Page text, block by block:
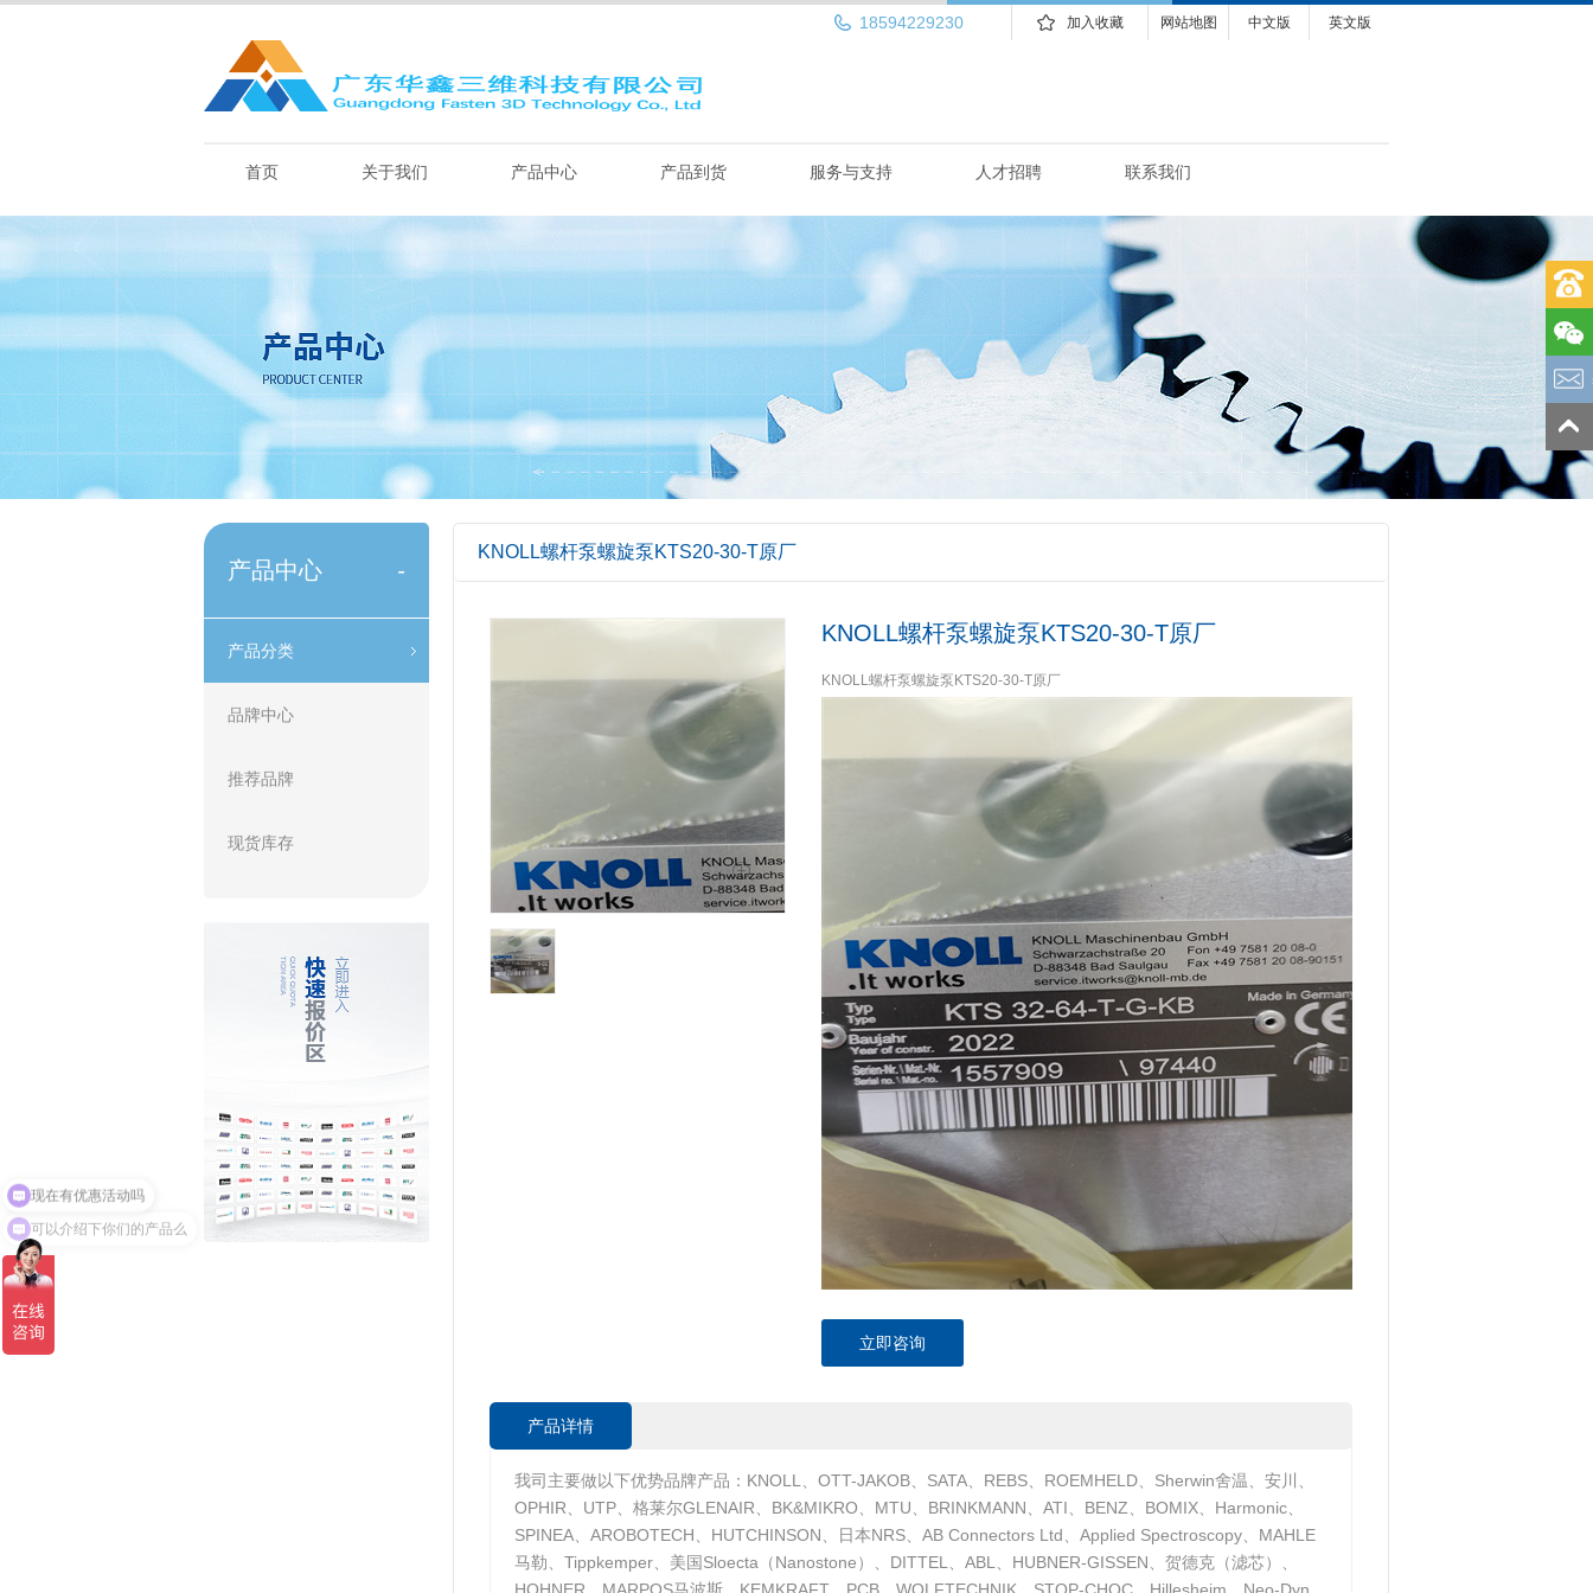
英文版
中文版
网站地图
加入收藏
18594229230
首页 关于我们 产品中心 产品到货 服务与支持 人才招聘 联系我们
产品中心 -
产品分类
品牌中心
推荐品牌
现货库存
KNOLL螺杆泵螺旋泵KTS20-30-T原厂
KNOLL螺杆泵螺旋泵KTS20-30-T原厂
KNOLL螺杆泵螺旋泵KTS20-30-T原厂
立即咨询
产品详情
我司主要做以下优势品牌产品：KNOLL、OTT-JAKOB、SATA、REBS、ROEMHELD、Sherwin舍温、安川、
OPHIR、UTP、格莱尔GLENAIR、BK&MIKRO、MTU、BRINKMANN、ATI、BENZ、BOMIX、Harmonic、
SPINEA、AROBOTECH、HUTCHINSON、日本NRS、AB Connectors Ltd、Applied Spectroscopy、MAHLE
马勒、Tippkemper、美国Sloecta（Nanostone）、DITTEL、ABL、HUBNER-GISSEN、贺德克（滤芯）、